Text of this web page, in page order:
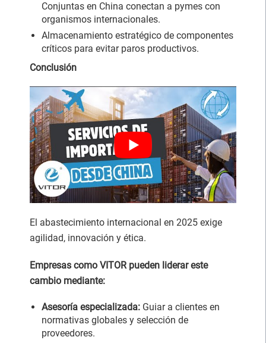
Conjuntas en China conectan a pymes con
organismos internacionales.
Almacenamiento estratégico de componentes
críticos para evitar paros productivos.
Conclusión
El abastecimiento internacional en 2025 exige
agilidad, innovación y ética.
Empresas como VITOR pueden liderar este
cambio mediante:
Asesoría especializada: Guiar a clientes en
normativas globales y selección de
proveedores.